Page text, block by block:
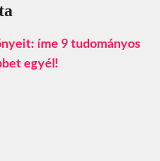
íme 9 tudományos
egyél!